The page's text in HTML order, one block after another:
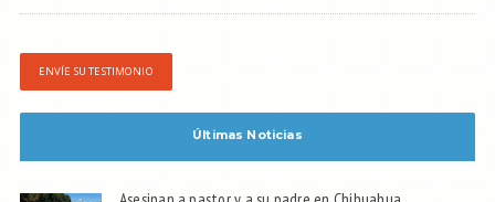
ENVÍE SU TESTIMONIO
Últimas Noticias